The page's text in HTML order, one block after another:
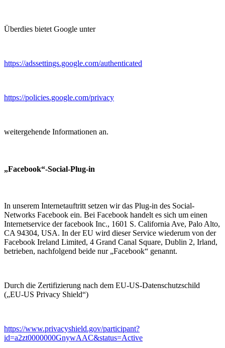
Überdies bietet Google unter
https://adssettings.google.com/authenticated
https://policies.google.com/privacy
weitergehende Informationen an.
„Facebook“-Social-Plug-in
In unserem Internetauftritt setzen wir das Plug-in des Social-
Networks Facebook ein. Bei Facebook handelt es sich um einen
Internetservice der facebook Inc., 1601 S. California Ave, Palo Alto,
CA 94304, USA. In der EU wird dieser Service wiederum von der
Facebook Ireland Limited, 4 Grand Canal Square, Dublin 2, Irland,
betrieben, nachfolgend beide nur „Facebook“ genannt.
Durch die Zertifizierung nach dem EU-US-Datenschutzschild
(„EU-US Privacy Shield“)
https://www.privacyshield.gov/participant?
id=a2zt0000000GnywAAC&status=Active